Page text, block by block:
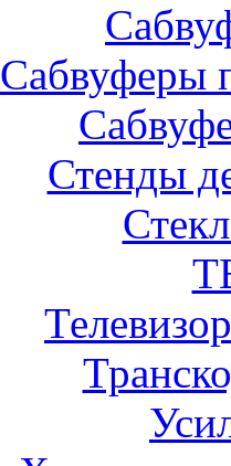
Сабвуферы
Стенды